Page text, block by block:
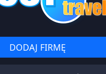
DODAJ FIRMĘ